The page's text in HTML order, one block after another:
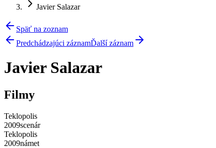
Javier Salazar
Späť na zoznam
Predchádzajúci záznamĎalší záznam
Javier Salazar
Filmy
Teklopolis
2009scenár
Teklopolis
2009námet